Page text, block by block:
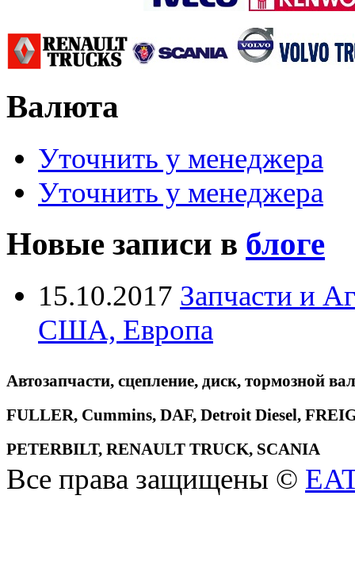
Валюта
Уточнить у менеджера
Уточнить у менеджера
Новые записи в блоге
15.10.2017 Запчасти и
США, Европа
Автозапчасти, сцепление, диск, тормозной
FULLER, Cummins, DAF, Detroit Diesel,
PETERBILT, RENAULT TRUCK, SCANIA
Все права защищены ©